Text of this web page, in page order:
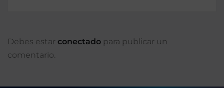
Debes estar conectado para publicar un
comentario.